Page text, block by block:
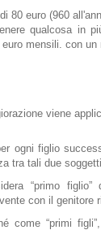
80 euro (960
qualcosa in
mensili. con
viene
ogni figlio
tra tali due
“primo
con il genitore
come “primi